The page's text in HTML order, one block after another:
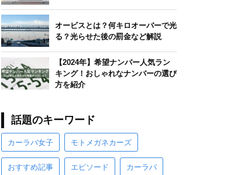
オービスとは？何キロオーバーで光
る？光らせた後の罰金など解説
【2024年】希望ナンバー人気ラン
キング！おしゃれなナンバーの選び
方を紹介
話題のキーワード
カーラバ女子 モトメガネカーズ
おすすめ記事 エピソード カーラバ